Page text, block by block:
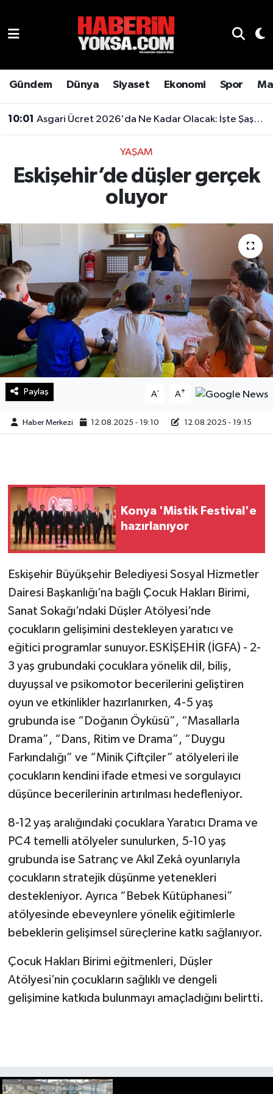
Gündem Dünya Siyaset Ekonomi Spor
10:01 Asgari Ücret 2026'da Ne Kadar Olacak: İşte Şaşırtan Rakam
YAŞAM
Eskişehir’de düşler gerçek
oluyor
Paylaş A- A+
Haber Merkezi 12.08.2025 - 19:10 12.08.2025 - 19:15
Konya 'Mistik Festival'e
hazırlanıyor
Eskişehir Büyükşehir Belediyesi Sosyal Hizmetler
Dairesi Başkanlığı’na bağlı Çocuk Hakları Birimi,
Sanat Sokağı’ndaki Düşler Atölyesi’nde
çocukların gelişimini destekleyen yaratıcı ve
eğitici programlar sunuyor.ESKİŞEHİR (İGFA) - 2-
3 yaş grubundaki çocuklara yönelik dil, biliş,
duyuşsal ve psikomotor becerilerini geliştiren
oyun ve etkinlikler hazırlanırken, 4-5 yaş
grubunda ise “Doğanın Öyküsü”, “Masallarla
Drama”, “Dans, Ritim ve Drama”, “Duygu
Farkındalığı” ve “Minik Çiftçiler” atölyeleri ile
çocukların kendini ifade etmesi ve sorgulayıcı
düşünce becerilerinin artırılması hedefleniyor.
8-12 yaş aralığındaki çocuklara Yaratıcı Drama ve
PC4 temelli atölyeler sunulurken, 5-10 yaş
grubunda ise Satranç ve Akıl Zekâ oyunlarıyla
çocukların stratejik düşünme yetenekleri
destekleniyor. Ayrıca “Bebek Kütüphanesi”
atölyesinde ebeveynlere yönelik eğitimlerle
bebeklerin gelişimsel süreçlerine katkı sağlanıyor.
Çocuk Hakları Birimi eğitmenleri, Düşler
Atölyesi’nin çocukların sağlıklı ve dengeli
gelişimine katkıda bulunmayı amaçladığını belirtti.
Genel
Otomobil
Sağlık
Teknoloji
Yaşam
Hava Durumu
Son Dakika Haberleri